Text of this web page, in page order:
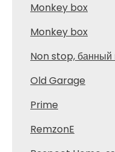
Monkey box
Monkey box
Non stop, банный
Old Garage
Prime
RemzonE